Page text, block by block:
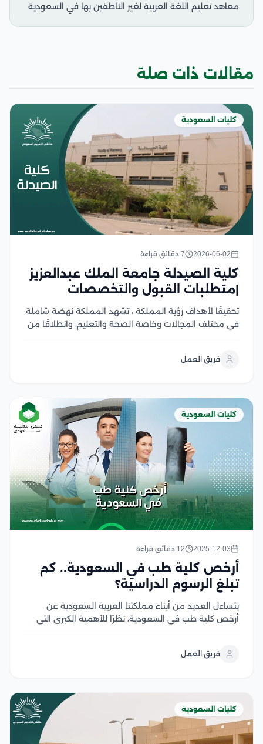
معاهد تعليم اللغة العربية لغير الناطقين بها في السعودية
مقالات ذات صلة
كليات السعودية
2026-06-02 7 دقائق قراءة
كلية الصيدلة جامعة الملك عبدالعزيز
|متطلبات القبول والتخصصات
تحقيقًا لأهداف رؤية المملكة ، تشهد المملكة نهضة شاملة
في مختلف المجالات وخاصة الصحة والتعليم، وانطلاقًا من
الطبية والرعاية الصحية المثلى، خاصة على المستوى...
فريق العمل
كليات السعودية
2025-12-03 12 دقائق قراءة
أرخص كلية طب في السعودية.. كم
تبلغ الرسوم الدراسية؟
يتساءل العديد من أبناء مملكتنا العربية السعودية عن
أرخص كلية طب في السعودية، نظرًا للأهمية الكبرى التي
وتعد السعودية موطنًا للعديد من...
فريق العمل
كليات السعودية